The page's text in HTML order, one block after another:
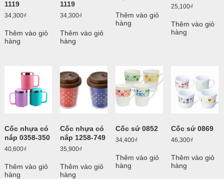
1119
34,300₫
Thêm vào giỏ
hàng
1119
34,300₫
Thêm vào giỏ
hàng
Thêm vào giỏ
hàng
25,100₫
Thêm vào giỏ
hàng
Cốc nhựa có
nắp 0358-350
40,600₫
Thêm vào giỏ
hàng
Cốc nhựa có
nắp 1258-749
35,900₫
Thêm vào giỏ
hàng
Cốc sứ 0852
34,400₫
Thêm vào giỏ
hàng
Cốc sứ 0869
46,300₫
Thêm vào giỏ
hàng